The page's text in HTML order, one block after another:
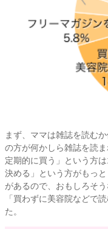
まず、ママは雑誌を読む
の方が何かしら雑誌を読
定期的に買う」という方
決める」という方がもっ
があるので、おもしろそ
「買わずに美容院などで
た。